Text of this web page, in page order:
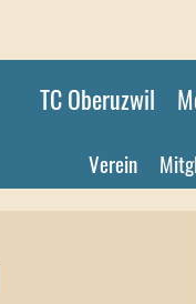
TC Oberuzwil
Verein